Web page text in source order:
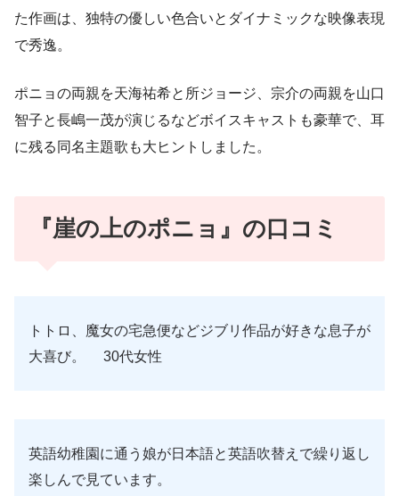
た作画は、独特の優しい色合いとダイナミックな映像表現
で秀逸。
ポニョの両親を天海祐希と所ジョージ、宗介の両親を山口
智子と長嶋一茂が演じるなどボイスキャストも豪華で、耳
に残る同名主題歌も大ヒントしました。
『崖の上のポニョ』の口コミ
トトロ、魔女の宅急便などジブリ作品が好きな息子が
大喜び。 30代女性
英語幼稚園に通う娘が日本語と英語吹替えで繰り返し
楽しんで見ています。